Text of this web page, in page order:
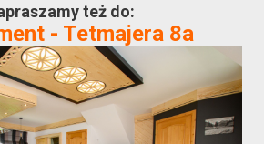
też do:
- Tetmajera 8a